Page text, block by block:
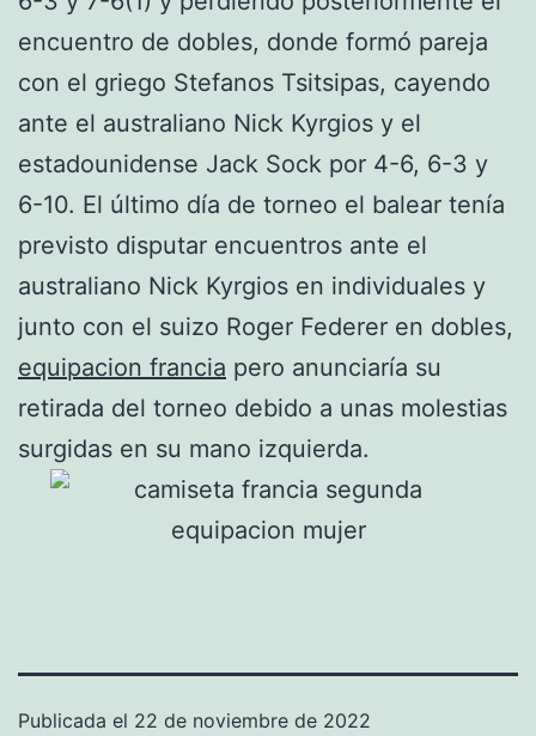
encuentro de dobles, donde formó pareja
con el griego Stefanos Tsitsipas, cayendo
ante el australiano Nick Kyrgios y el
estadounidense Jack Sock por 4-6, 6-3 y
6-10. El último día de torneo el balear tenía
previsto disputar encuentros ante el
australiano Nick Kyrgios en individuales y
junto con el suizo Roger Federer en dobles,
equipacion francia pero anunciaría su
retirada del torneo debido a unas molestias
surgidas en su mano izquierda.
Publicada el 22 de noviembre de 2022